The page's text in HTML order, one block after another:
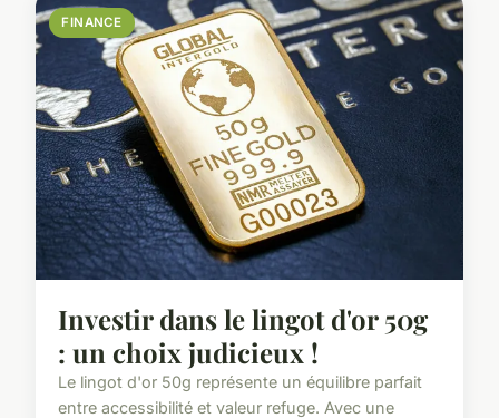
FINANCE
Investir dans le lingot d'or 50g
: un choix judicieux !
Le lingot d'or 50g représente un équilibre parfait
entre accessibilité et valeur refuge. Avec une